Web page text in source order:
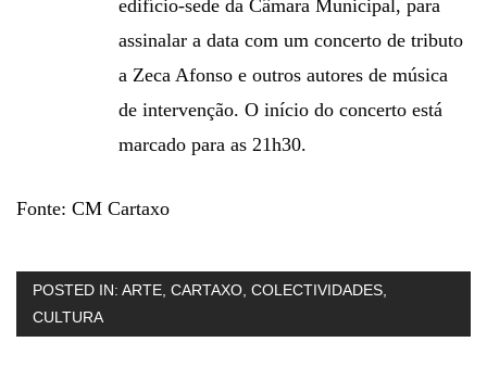
edifício-sede da Câmara Municipal, para
assinalar a data com um concerto de tributo
a Zeca Afonso e outros autores de música
de intervenção. O início do concerto está
marcado para as 21h30.
Fonte: CM Cartaxo
POSTED IN: ARTE CARTAXO COLECTIVIDADES
CULTURA